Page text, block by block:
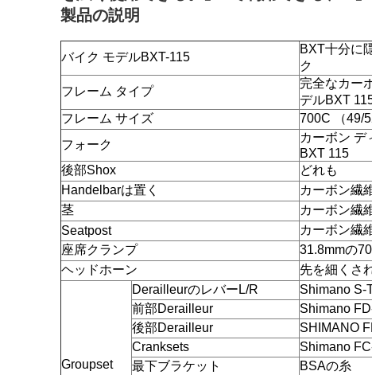
製品の説明
バイク モデルBXT-115
BXT十分に
ク
フレーム タイプ
完全なカー
デルBXT
フレーム サイズ
700C （49/
フォーク
カーボン デ
BXT 115
後部Shox
どれも
Handelbarは置く
カーボン繊
茎
カーボン繊
Seatpost
カーボン繊
座席クランプ
31.8mmの
ヘッドホーン
先を細くさ
Groupset
DerailleurのレバーL/R
Shimano S-
前部Derailleur
Shimano
後部Derailleur
SHIMANO
Cranksets
Shimano
最下ブラケット
BSAの糸